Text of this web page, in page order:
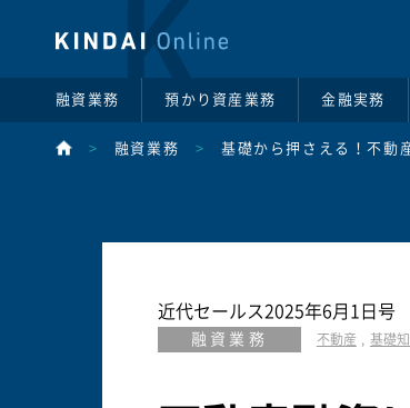
融資業務 預かり資産業務 金融実務
> 融資業務 > 基礎から押さえる！不動
近代セールス2025年6月1日号
融資業務 不動産 基礎